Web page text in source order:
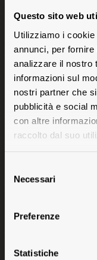
Questo sito web
Utilizziamo i
annunci, per
analizzare il nostro
informazioni sul
nostri partner che
pubblicità e social
con altre
raccolto dal suo
delNecessari
Preferenze
Statistiche